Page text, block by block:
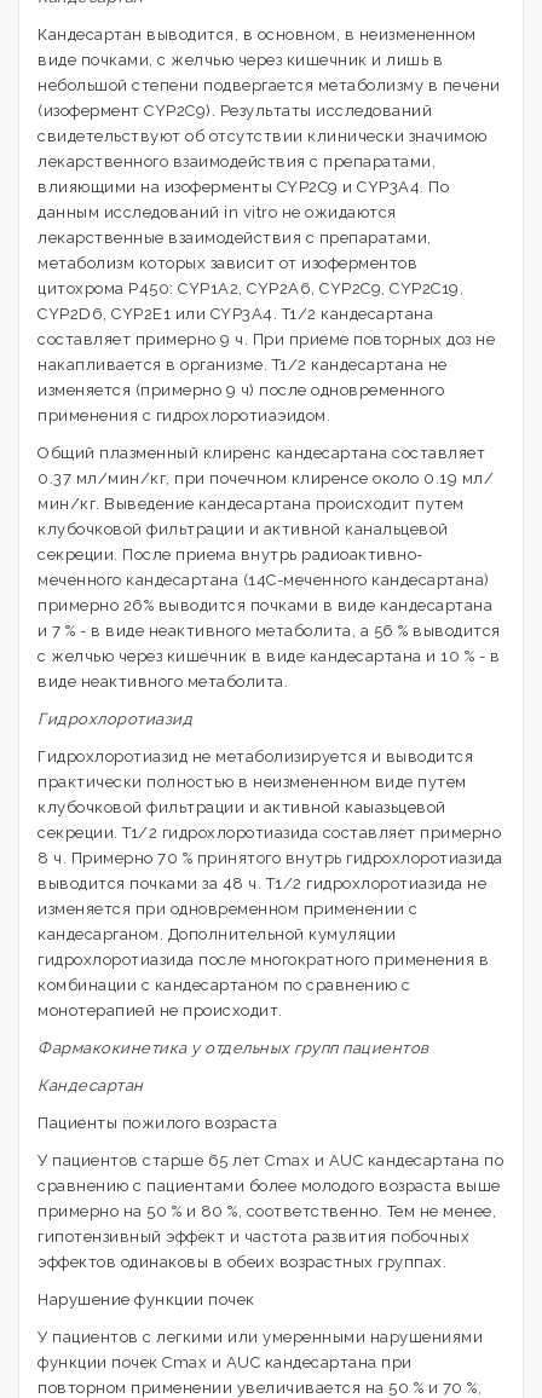
Кандесартан выводится, в основном, в неизмененном
виде почками, с желчью через кишечник и лишь в
небольшой степени подвергается метаболизму в печени
(изофермент CYP2C9). Результаты исследований
свидетельствуют об отсутствии клинически значимою
лекарственного взаимодействия с препаратами,
влияющими на изоферменты CYP2C9 и CYP3A4. По
данным исследований in vitro не ожидаются
лекарственные взаимодействия с препаратами,
метаболизм которых зависит от изоферментов
цитохрома Р450: CYP1A2, CYP2A6, CYP2C9, CYP2C19,
CYP2D6, CYP2E1 или CYP3A4. T1/2 кандесартана
составляет примерно 9 ч. При приеме повторных доз не
накапливается в организме. T1/2 кандесартана не
изменяется (примерно 9 ч) после одновременного
применения с гидрохлоротиаэидом.
Общий плазменный клиренс кандесартана составляет
0.37 мл/мин/кг, при почечном клиренсе около 0.19 мл/
мин/кг. Выведение кандесартана происходит путем
клубочковой фильтрации и активной канальцевой
секреции. После приема внутрь радиоактивно-
меченного кандесартана (14С-меченного кандесартана)
примерно 26% выводится почками в виде кандесартана
и 7 % - в виде неактивного метаболита, а 56 % выводится
с желчью через кишечник в виде кандесартана и 10 % - в
виде неактивного метаболита.
Гидрохлоротиазид
Гидрохлоротиазид не метаболизируется и выводится
практически полностью в неизмененном виде путем
клубочковой фильтрации и активной каыазьцевой
секреции. T1/2 гидрохлоротиазида составляет примерно
8 ч. Примерно 70 % принятого внутрь гидрохлоротиазида
выводится почками за 48 ч. Т1/2 гидрохлоротиазида не
изменяется при одновременном применении с
кандесарганом. Дополнительной кумуляции
гидрохлоротиазида после многократного применения в
комбинации с кандесартаном по сравнению с
монотерапией не происходит.
Фармакокинетика у отдельных групп пациентов
Кандесартан
Пациенты пожилого возраста
У пациентов старше 65 лет Cmax и AUC кандесартана по
сравнению с пациентами более молодого возраста выше
примерно на 50 % и 80 %, соответственно. Тем не менее,
гипотензивный эффект и частота развития побочных
эффектов одинаковы в обеих возрастных группах.
Нарушение функции почек
У пациентов с легкими или умеренными нарушениями
функции почек Cmax и AUC кандесартана при
повторном применении увеличивается на 50 % и 70 %,